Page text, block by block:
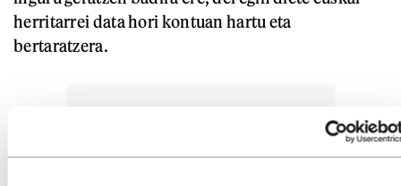
herritarrei data hori kontuan hartu eta
bertaratzera.